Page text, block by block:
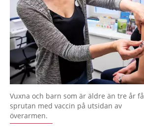
Vuxna och barn som är äldre än tre år
sprutan med vaccin på utsidan av
överarmen.